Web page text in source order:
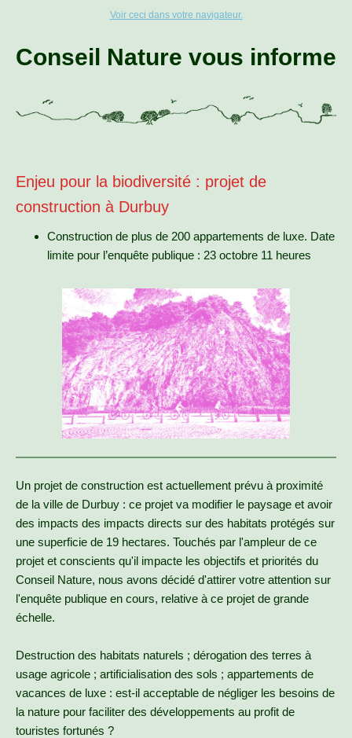
Voir ceci dans votre navigateur.
Conseil Nature vous informe
Enjeu pour la biodiversité : projet de
construction à Durbuy
Construction de plus de 200 appartements de luxe. Date
limite pour l’enquête publique : 23 octobre 11 heures
Un projet de construction est actuellement prévu à proximité
de la ville de Durbuy : ce projet va modifier le paysage et avoir
des impacts des impacts directs sur des habitats protégés sur
une superficie de 19 hectares. Touchés par l'ampleur de ce
projet et conscients qu'il impacte les objectifs et priorités du
Conseil Nature, nous avons décidé d'attirer votre attention sur
l'enquête publique en cours, relative à ce projet de grande
échelle.
Destruction des habitats naturels ; dérogation des terres à
usage agricole ; artificialisation des sols ; appartements de
vacances de luxe : est-il acceptable de négliger les besoins de
la nature pour faciliter des développements au profit de
touristes fortunés ?